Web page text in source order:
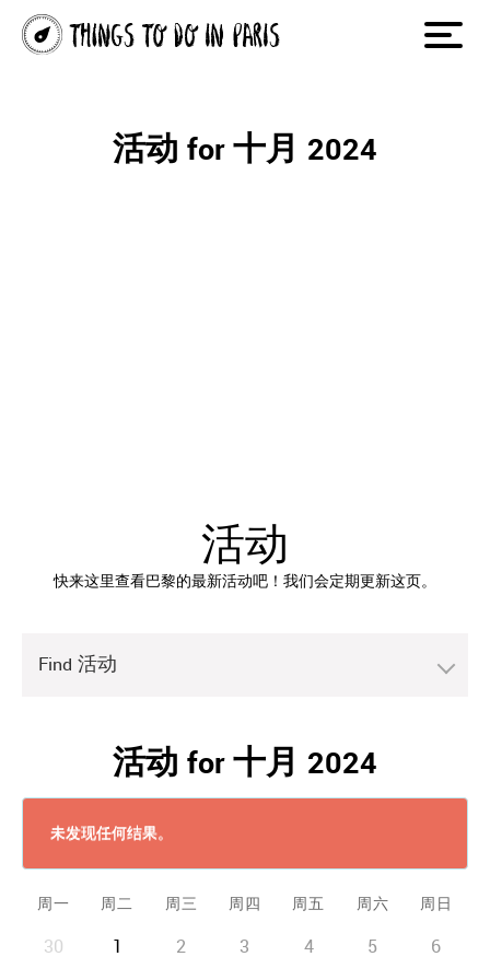
活动 for 十月 2024
活动
快来这里查看巴黎的最新活动吧！我们会定期更新这页。
Find 活动
活动 for 十月 2024
未发现任何结果。
周一 周二 周三 周四 周五 周六 周日
30 1 2 3 4 5 6